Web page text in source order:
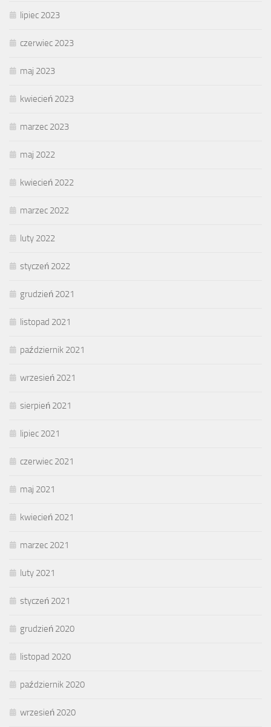
lipiec 2023
czerwiec 2023
maj 2023
kwiecień 2023
marzec 2023
maj 2022
kwiecień 2022
marzec 2022
luty 2022
styczeń 2022
grudzień 2021
listopad 2021
październik 2021
wrzesień 2021
sierpień 2021
lipiec 2021
czerwiec 2021
maj 2021
kwiecień 2021
marzec 2021
luty 2021
styczeń 2021
grudzień 2020
listopad 2020
październik 2020
wrzesień 2020